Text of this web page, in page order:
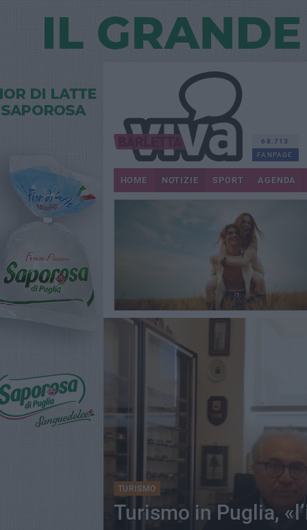
68.713
FANPAGE
HOME NOTIZIE SPORT AGENDA
TURISMO
Turismo in Puglia,